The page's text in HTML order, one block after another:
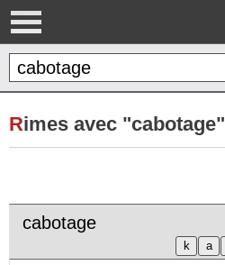
Rimes avec "cabotage"
cabotage